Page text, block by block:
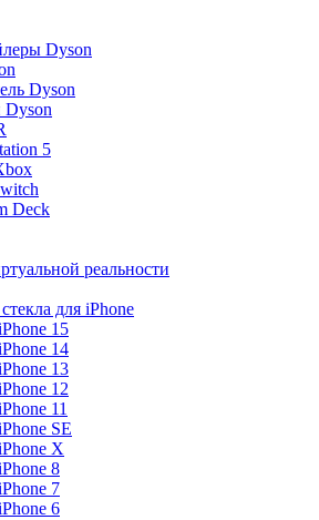
Dyson
Dyson
5
Deck
реальности
для iPhone
15
14
13
12
11
SE
X
8
7
6